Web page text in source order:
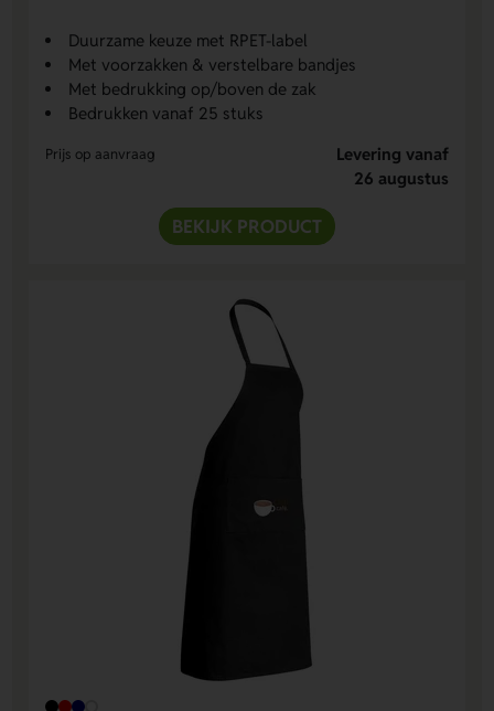
Duurzame keuze met RPET-label
Met voorzakken & verstelbare bandjes
Met bedrukking op/boven de zak
Bedrukken vanaf 25 stuks
Prijs op aanvraag
Levering vanaf
26 augustus
BEKIJK PRODUCT